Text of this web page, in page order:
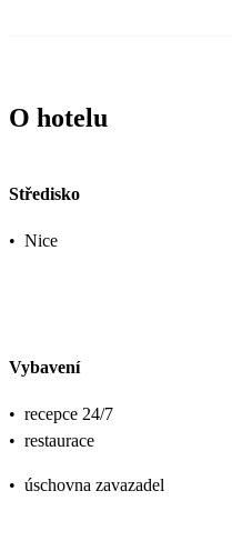
O hotelu
Středisko
• Nice
Vybavení
• recepce 24/7
• restaurace
• úschovna zavazadel